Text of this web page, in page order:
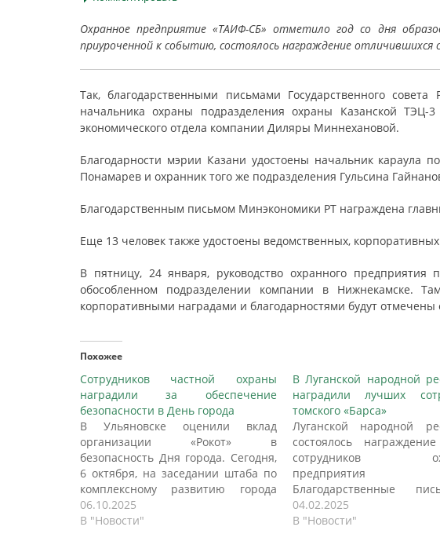
Охранное предприятие «ТАИФ-СБ» отметило год со дня
приуроченной к событию, состоялось награждение
Так, благодарственными письмами Государственного
начальника охраны подразделения охраны Казанской
экономического отдела компании Диляры Миннехановой.
Благодарности мэрии Казани удостоены начальник караула
Понамарев и охранник того же подразделения Гульсина
Благодарственным письмом Минэкономики РТ награждена
Еще 13 человек также удостоены ведомственных,
В пятницу, 24 января, руководство охранного
обособленном подразделении компании в Нижнекамске.
корпоративными наградами и благодарностями будут отмечены
Похожее
Сотрудников частной охраны
наградили за обеспечение
безопасности в День города
В Ульяновске оценили вклад
организации «Рокот» в
безопасность Дня города. Сегодня,
6 октября, на заседании штаба по
комплексному развитию города
глава Ульяновска Александр
Болдакин вручил
06.10.2025
В "Новости"
В Луганской народной
наградили лучших
томского «Барса»
Луганской народной
состоялось
сотрудников
предприятия
Благодарственные
подписью
председателя
04.02.2025
В "Новости"